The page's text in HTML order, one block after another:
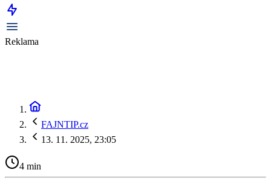
Reklama
FAJNTIP.cz
13. 11. 2025, 23:05
4 min